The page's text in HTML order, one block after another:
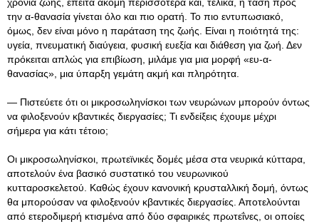
την α-θανασία γίνεται όλο και πιο ορατή. Το πιο εντυπωσιακό,
όμως, δεν είναι μόνο η παράταση της ζωής. Είναι η ποιότητά της:
υγεία, πνευματική διαύγεια, φυσική ευεξία και διάθεση για ζωή. Δεν
πρόκειται απλώς για επιβίωση, μιλάμε για μια μορφή «ευ-α-
θανασίας», μια ύπαρξη γεμάτη ακμή και πληρότητα.
— Πιστεύετε ότι οι μικροσωληνίσκοι των νευρώνων μπορούν όντως
να φιλοξενούν κβαντικές διεργασίες; Τι ενδείξεις έχουμε μέχρι
σήμερα για κάτι τέτοιο;
Οι μικροσωληνίσκοι, πρωτεϊνικές δομές μέσα στα νευρικά κύτταρα,
αποτελούν ένα βασικό συστατικό του νευρωνικού
κυτταροσκελετού. Καθώς έχουν κανονική κρυσταλλική δομή, όντως
θα μπορούσαν να φιλοξενούν κβαντικές διεργασίες. Αποτελούνται
από ετεροδιμερή κτισμένα από δύο σφαιρικές πρωτεΐνες, οι οποίες